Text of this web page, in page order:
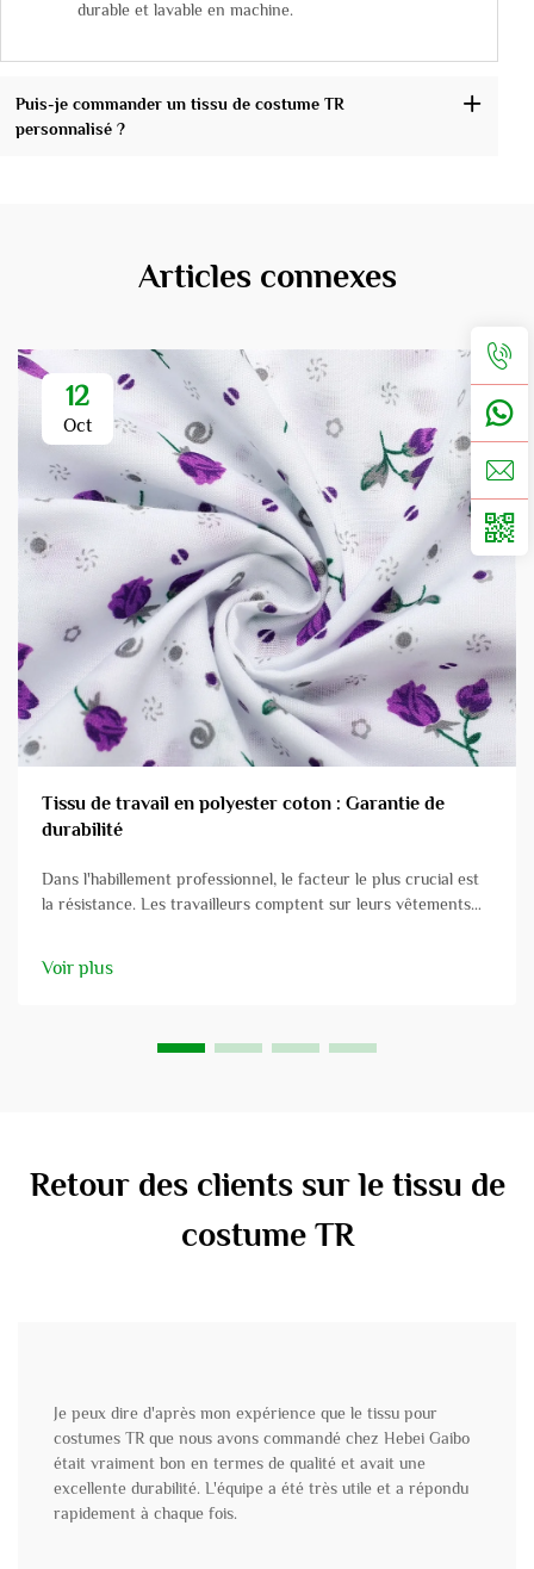
durable et lavable en machine.
Puis-je commander un tissu de costume TR
personnalisé ?
Articles connexes
12
Oct
Tissu de travail en polyester coton : Garantie de
durabilité
Dans l'habillement professionnel, le facteur le plus crucial est
la résistance. Les travailleurs comptent sur leurs vêtements
tissu en polyester coton pour vêtements de travail et ses
Voir plus
Retour des clients sur le tissu de
costume TR
Je peux dire d'après mon expérience que le tissu pour
costumes TR que nous avons commandé chez Hebei Gaibo
était vraiment bon en termes de qualité et avait une
excellente durabilité. L'équipe a été très utile et a répondu
rapidement à chaque fois.